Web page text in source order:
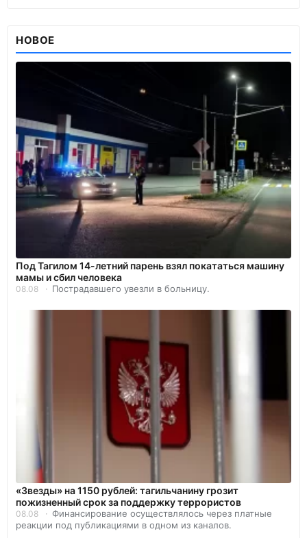
НОВОЕ
Под Тагилом 14-летний парень взял покататься машину
мамы и сбил человека
08.08 Пострадавшего увезли в больницу.
«Звезды» на 1150 рублей: тагильчанину грозит
пожизненный срок за поддержку террористов
08.08
Финансирование осуществлялось через платные
реакции под публикациями в одном из каналов.